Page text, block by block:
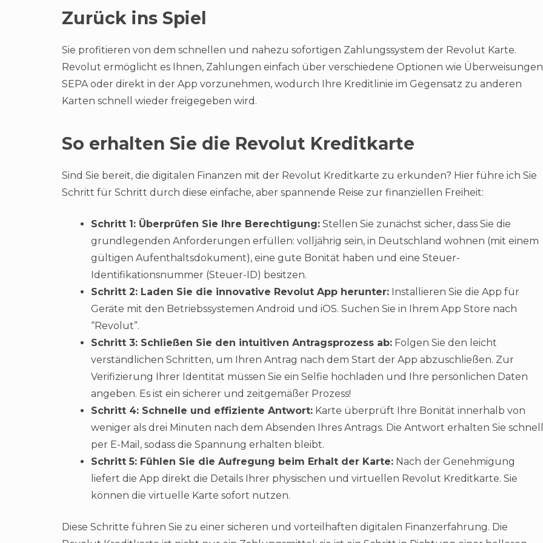
Zurück ins Spiel
Sie profitieren von dem schnellen und nahezu sofortigen Zahlungssystem der Revolut Karte.
Revolut ermöglicht es Ihnen, Zahlungen einfach über verschiedene Optionen wie
SEPA oder direkt in der App vorzunehmen, wodurch Ihre Kreditlinie im Gegensatz zu anderen
Karten schnell wieder freigegeben wird.
So erhalten Sie die Revolut Kreditkarte
Sind Sie bereit, die digitalen Finanzen mit der Revolut Kreditkarte zu erkunden? Hier führe ich Sie
Schritt für Schritt durch diese einfache, aber spannende Reise zur finanziellen Freiheit:
Schritt 1: Überprüfen Sie Ihre Berechtigung: Stellen Sie zunächst sicher, dass Sie die
grundlegenden Anforderungen erfüllen: volljährig sein, in Deutschland wohnen (mit einem
gültigen Aufenthaltsdokument), eine gute Bonität haben und eine Steuer-
Identifikationsnummer (Steuer-ID) besitzen.
Schritt 2: Laden Sie die innovative Revolut App herunter: Installieren Sie die App für
Geräte mit den Betriebssystemen Android und iOS. Suchen Sie in Ihrem App Store nach
“Revolut”.
Schritt 3: Schließen Sie den intuitiven Antragsprozess ab: Folgen Sie den leicht
verständlichen Schritten, um Ihren Antrag nach dem Start der App abzuschließen. Zur
Verifizierung Ihrer Identität müssen Sie ein Selfie hochladen und Ihre persönlichen Daten
angeben. Es ist ein sicherer und zeitgemäßer Prozess!
Schritt 4: Schnelle und effiziente Antwort: Karte überprüft Ihre Bonität innerhalb von
weniger als drei Minuten nach dem Absenden Ihres Antrags. Die Antwort erhalten Sie schnell
per E-Mail, sodass die Spannung erhalten bleibt.
Schritt 5: Fühlen Sie die Aufregung beim Erhalt der Karte: Nach der Genehmigung
liefert die App direkt die Details Ihrer physischen und virtuellen Revolut Kreditkarte. Sie
können die virtuelle Karte sofort nutzen.
Diese Schritte führen Sie zu einer sicheren und vorteilhaften digitalen Finanzerfahrung. Die